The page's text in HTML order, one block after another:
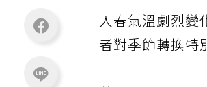
入春氣溫劇烈變
者對季節轉換特